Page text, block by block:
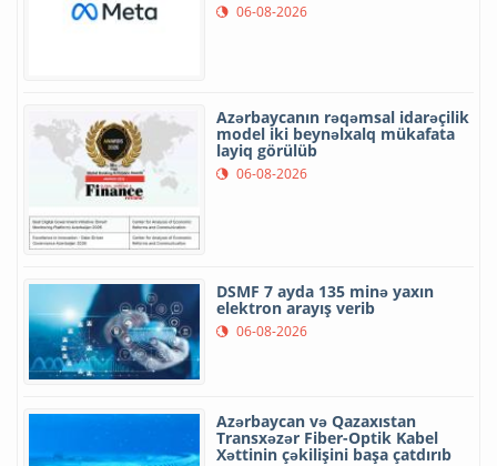
06-08-2026
Azərbaycanın rəqəmsal idarəçilik
model iki beynəlxalq mükafata
layiq görülüb
06-08-2026
DSMF 7 ayda 135 minə yaxın
elektron arayış verib
06-08-2026
Azərbaycan və Qazaxıstan
Transxəzər Fiber-Optik Kabel
Xəttinin çəkilişini başa çatdırıb